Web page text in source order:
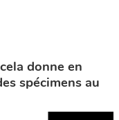
donne en
spécimens au